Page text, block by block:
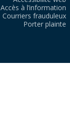
Accès à l’information
Courriers frauduleux
Porter plainte